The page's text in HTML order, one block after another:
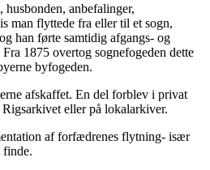
anbefalinger,
man flyttede fra eller til et sogn,
han førte samtidig afgangs- og
1875 overtog sognefogeden dette
byfogeden.
afskaffet. En del forblev i privat
eller på lokalarkiver.
af forfædrenes flytning- især
finde.